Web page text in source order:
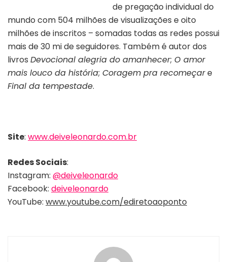
de pregação individual do
mundo com 504 milhões de visualizações e oito
milhões de inscritos – somadas todas as redes possui
mais de 30 mi de seguidores. Também é autor dos
livros Devocional alegria do amanhecer; O amor
mais louco da história; Coragem pra recomeçare
Final da tempestade.
Site: www.deiveleonardo.com.br
Redes Sociais:
Instagram: @deiveleonardo
Facebook: deiveleonardo
YouTube: www.youtube.com/ediretoaoponto